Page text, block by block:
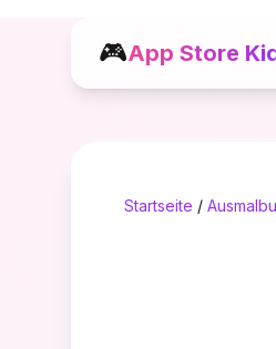
🎮App Store
Startseite /